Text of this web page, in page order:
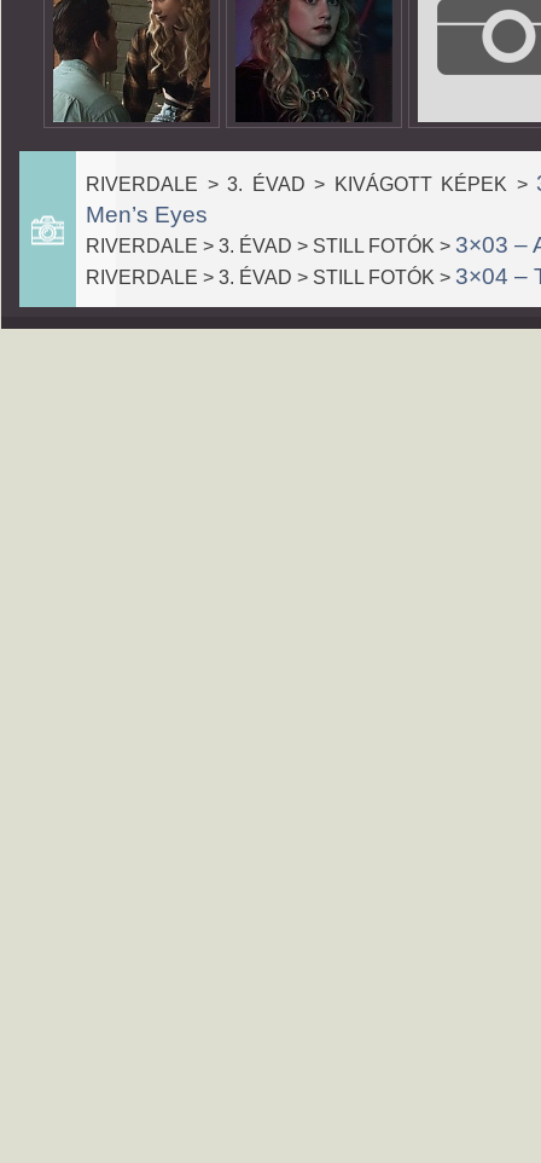
RIVERDALE > 3. ÉVAD > KIVÁGOTT KÉPEK >
Men’s Eyes
RIVERDALE > 3. ÉVAD > STILL FOTÓK > 3×03 –
RIVERDALE > 3. ÉVAD > STILL FOTÓK > 3×04 –